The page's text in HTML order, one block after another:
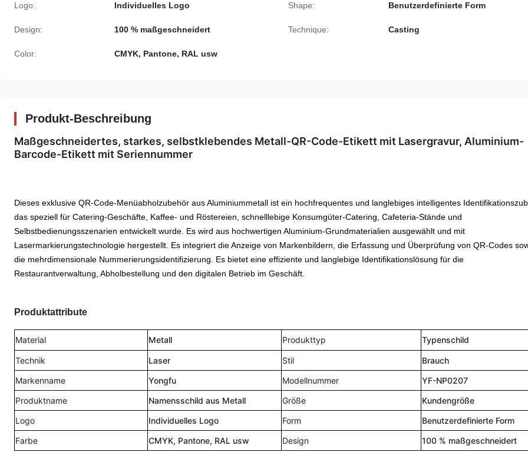
Logo: Individuelles Logo Shape: Benutzerdefinierte Form
Design: 100 % maßgeschneidert Technique: Casting
Color: CMYK, Pantone, RAL usw
Produkt-Beschreibung
Maßgeschneidertes, starkes, selbstklebendes Metall-QR-Code-Etikett mit Lasergravur, Aluminium-
Barcode-Etikett mit Seriennummer
Dieses exklusive QR-Code-Menüabholzubehör aus Aluminiummetall ist ein hochfrequentes und langlebiges intelligentes
das speziell für Catering-Geschäfte, Kaffee- und Röstereien, schnelllebige Konsumgüter-Catering, Cafeteria-Stände und
Selbstbedienungsszenarien entwickelt wurde. Es wird aus hochwertigen Aluminium-Grundmaterialien ausgewählt und mit
Lasermarkierungstechnologie hergestellt. Es integriert die Anzeige von Markenbildern, die Erfassung und Überprüfung von QR-Codes
die mehrdimensionale Nummerierungsidentifizierung. Es bietet eine effiziente und langlebige Identifikationslösung für die
Restaurantverwaltung, Abholbestellung und den digitalen Betrieb im Geschäft.
Produktattribute
Material Metall Produkttyp Typenschild
Technik Laser Stil
Brauch
Markenname
Yongfu Modellnummer
YF-NP0207
Produktname
Namensschild aus Metall Größe
Kundengröße
Logo
Individuelles Logo Form
Benutzerdefinierte Form
Farbe
CMYK, Pantone, RAL usw Design 100 % maßgeschneidert